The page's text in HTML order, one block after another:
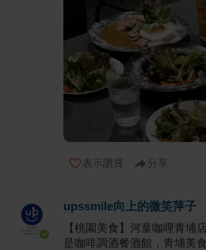
表示讚賞 分享
upssmile向上的微笑萍子
【桃園美食】河童咖哩青埔
是咖啡調酒餐酒館，青埔美